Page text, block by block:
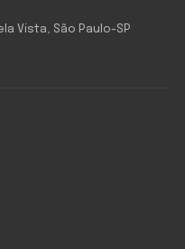
Vista, São Paulo-SP